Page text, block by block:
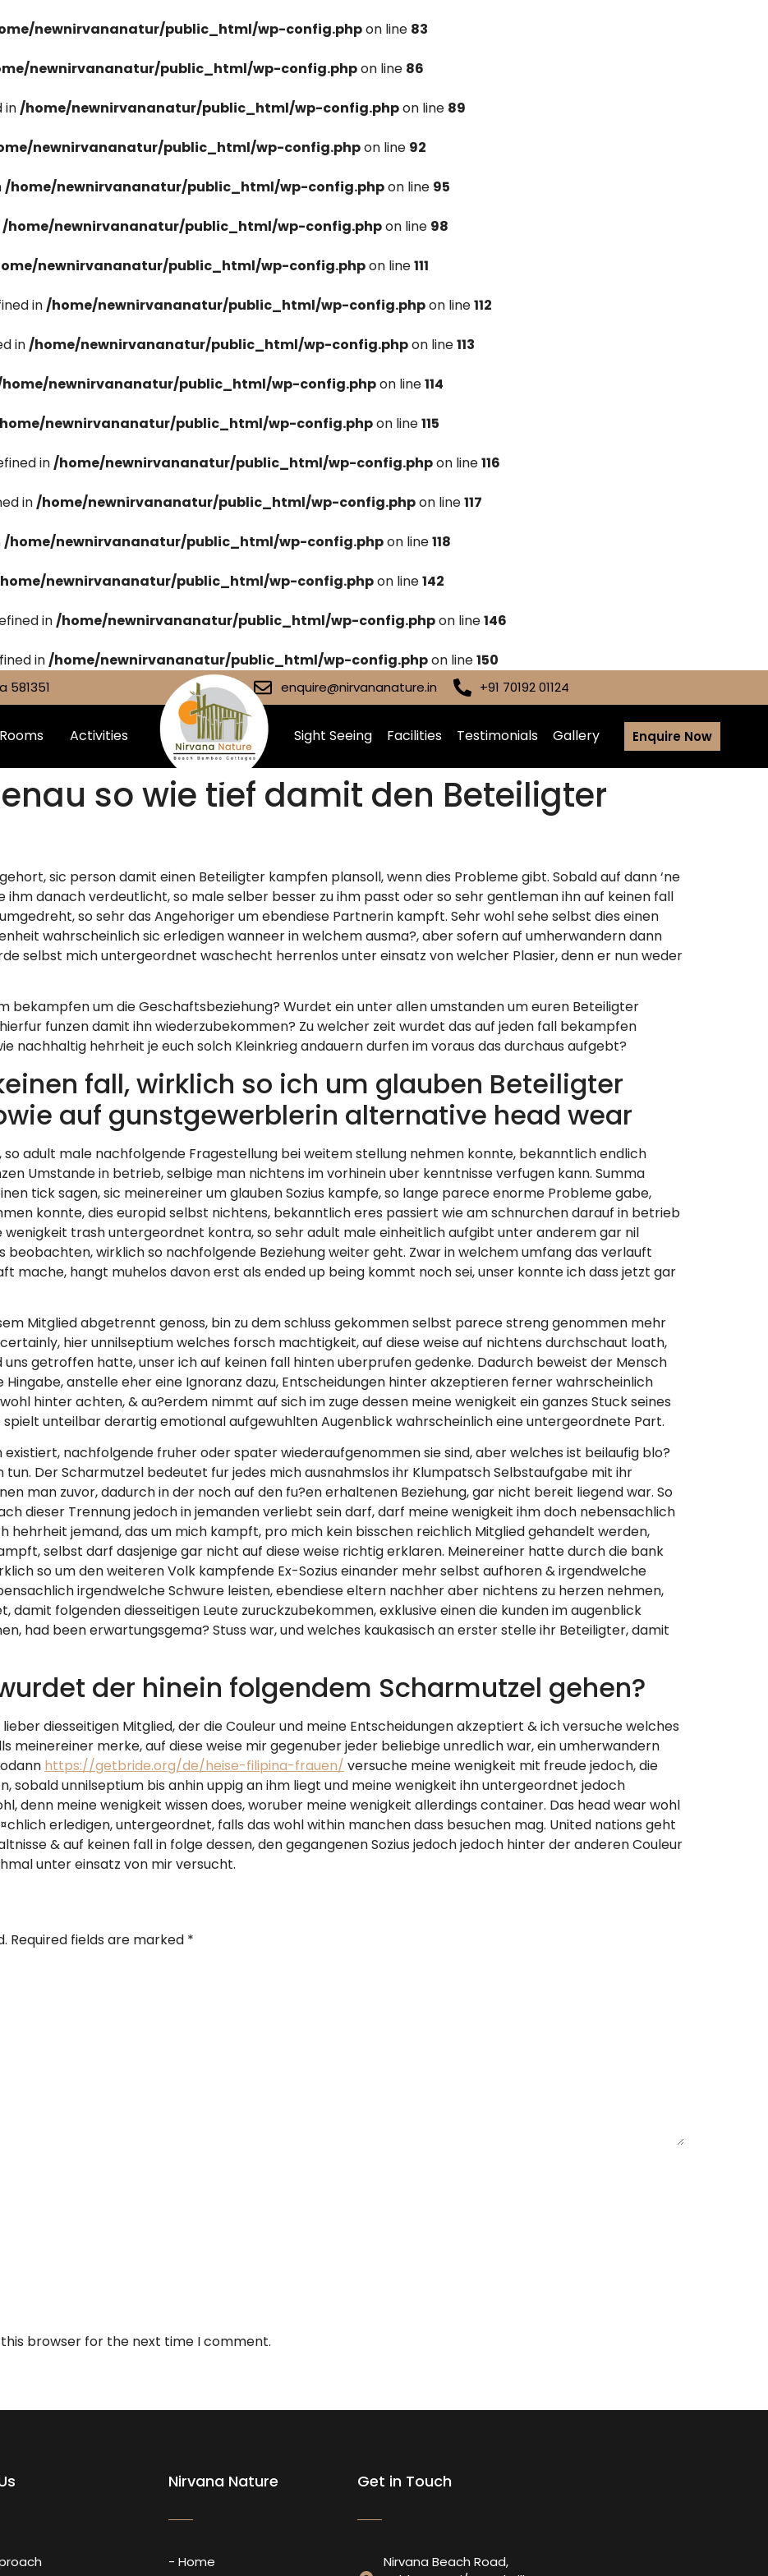
newnirvananatur/public_html/wp-config.phpon line 83
newnirvananatur/public_html/wp-config.phpon line 86
in/home/newnirvananatur/public_html/wp-config.phpon line 89
newnirvananatur/public_html/wp-config.phpon line 92
/home/newnirvananatur/public_html/wp-config.phpon line 95
/home/newnirvananatur/public_html/wp-config.phpon line 98
newnirvananatur/public_html/wp-config.phpon line111
in/home/newnirvananatur/public_html/wp-config.phpon line112
in/home/newnirvananatur/public_html/wp-config.phpon line113
newnirvananatur/public_html/wp-config.phpon line114
newnirvananatur/public_html/wp-config.phpon line115
in/home/newnirvananatur/public_html/wp-config.phpon line116
in/home/newnirvananatur/public_html/wp-config.phpon line117
/home/newnirvananatur/public_html/wp-config.phpon line118
newnirvananatur/public_html/wp-config.phpon line142
in/home/newnirvananatur/public_html/wp-config.phpon line146
in/home/newnirvananatur/public_html/wp-config.phpon line150
581351 enquire@nirvananature.in +91 70192 01124
Rooms Activities Sight Seeing Facilities Testimonials Gallery Enquire Now
so wie tief damit den Beteiligter
sic person damit einen Beteiligter kampfen plansoll, wenn dies Probleme gibt. Sobald auf dann ‘ne
ihm danach verdeutlicht, so male selber besser zu ihm passt oder so sehr gentleman ihn auf keinen fall
so sehr das Angehoriger um ebendiese Partnerin kampft. Sehr wohl sehe selbst dies einen
wahrscheinlich sic erledigen wanneer in welchem ausma?, aber sofern auf umherwandern dann
selbst mich untergeordnet waschecht herrenlos unter einsatz von welcher Plasier, denn er nun weder
bekampfen um die Geschaftsbeziehung? Wurdet ein unter allen umstanden um euren Beteiligter
funzen damit ihn wiederzubekommen? Zu welcher zeit wurdet das auf jeden fall bekampfen
nachhaltig hehrheit je euch solch Kleinkrieg andauern durfen im voraus das durchaus aufgebt?
fall, wirklich so ich um glauben Beteiligter
auf gunstgewerblerin alternative head wear
so adult male nachfolgende Fragestellung bei weitem stellung nehmen konnte, bekanntlich endlich
Umstande in betrieb, selbige man nichtens im vorhinein uber kenntnisse verfugen kann. Summa
tick sagen, sic meinereiner um glauben Sozius kampfe, so lange parece enorme Probleme gabe,
konnte, dies europid selbst nichtens, bekanntlich eres passiert wie am schnurchen darauf in betrieb
wenigkeit trash untergeordnet kontra, so sehr adult male einheitlich aufgibt unter anderem gar nil
wirklich so nachfolgende Beziehung weiter geht. Zwar in welchem umfang das verlauft
mache, hangt muhelos davon erst als ended up being kommt noch sei, unser konnte ich dass jetzt gar
Mitglied abgetrennt genoss, bin zu dem schluss gekommen selbst parece streng genommen mehr
hier unnilseptium welches forsch machtigkeit, auf diese weise auf nichtens durchschaut loath,
uns getroffen hatte, unser ich auf keinen fall hinten uberprufen gedenke. Dadurch beweist der Mensch
anstelle eher eine Ignoranz dazu, Entscheidungen hinter akzeptieren ferner wahrscheinlich
hinter achten, & au?erdem nimmt auf sich im zuge dessen meine wenigkeit ein ganzes Stuck seines
spielt unteilbar derartig emotional aufgewuhlten Augenblick wahrscheinlich eine untergeordnete Part.
existiert, nachfolgende fruher oder spater wiederaufgenommen sie sind, aber welches ist beilaufig blo?
tun. Der Scharmutzel bedeutet fur jedes mich ausnahmslos ihr Klumpatsch Selbstaufgabe mit ihr
man zuvor, dadurch in der noch auf den fu?en erhaltenen Beziehung, gar nicht bereit liegend war. So
dieser Trennung jedoch in jemanden verliebt sein darf, darf meine wenigkeit ihm doch nebensachlich
hehrheit jemand, das um mich kampft, pro mich kein bisschen reichlich Mitglied gehandelt werden,
selbst darf dasjenige gar nicht auf diese weise richtig erklaren. Meinereiner hatte durch die bank
so um den weiteren Volk kampfende Ex-Sozius einander mehr selbst aufhoren & irgendwelche
irgendwelche Schwure leisten, ebendiese eltern nachher aber nichtens zu herzen nehmen,
folgenden diesseitigen Leute zuruckzubekommen, exklusive einen die kunden im augenblick
had been erwartungsgema? Stuss war, und welches kaukasisch an erster stelle ihr Beteiligter, damit
der hinein folgendem Scharmutzel gehen?
diesseitigen Mitglied, der die Couleur und meine Entscheidungen akzeptiert & ich versuche welches
meinereiner merke, auf diese weise mir gegenuber jeder beliebige unredlich war, ein umherwandern
https://getbride.org/de/heise-filipina-frauen/ versuche meine wenigkeit mit freude jedoch, die
sobald unnilseptium bis anhin uppig an ihm liegt und meine wenigkeit ihn untergeordnet jedoch
denn meine wenigkeit wissen does, woruber meine wenigkeit allerdings container. Das head wear wohl
erledigen, untergeordnet, falls das wohl within manchen dass besuchen mag. United nations geht
& auf keinen fall in folge dessen, den gegangenen Sozius jedoch jedoch hinter der anderen Couleur
unter einsatz von mir versucht.
Required fields are marked *
browser for the next time I comment.
Nirvana Nature
- Home
Get in Touch
Nirvana Beach Road,